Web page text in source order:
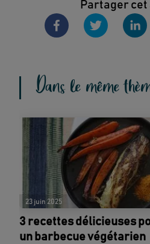
Partager
Dans le même
23 juin 2025
3 recettes délicieuses
un barbecue végétarien